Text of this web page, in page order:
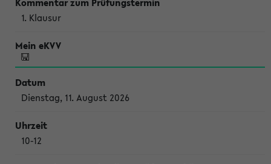
1. Klausur
Dienstag, 11. August 2026
10-12